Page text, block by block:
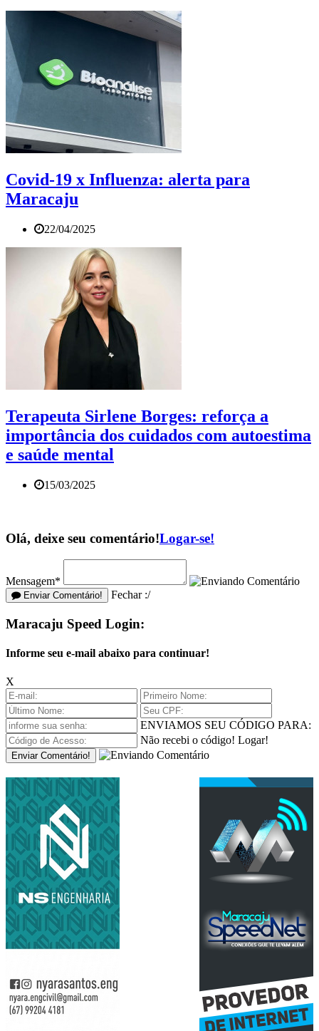
Covid-19 x Influenza: alerta para
Maracaju
22/04/2025
Terapeuta Sirlene Borges: reforça a
importância dos cuidados com autoestima
e saúde mental
15/03/2025
Olá, deixe seu comentário!Logar-se!
Mensagem*
Enviar Comentário! Fechar :/
Maracaju Speed Login:
Informe seu e-mail abaixo para continuar!
X
ENVIAMOS SEU CÓDIGO PARA:
Não recebi o código! Logar!
Enviar Comentário!